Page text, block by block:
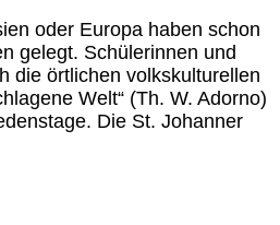
oder Europa haben schon
gelegt. Schülerinnen und
die örtlichen volkskulturellen
Welt“ (Th. W. Adorno)
Die St. Johanner